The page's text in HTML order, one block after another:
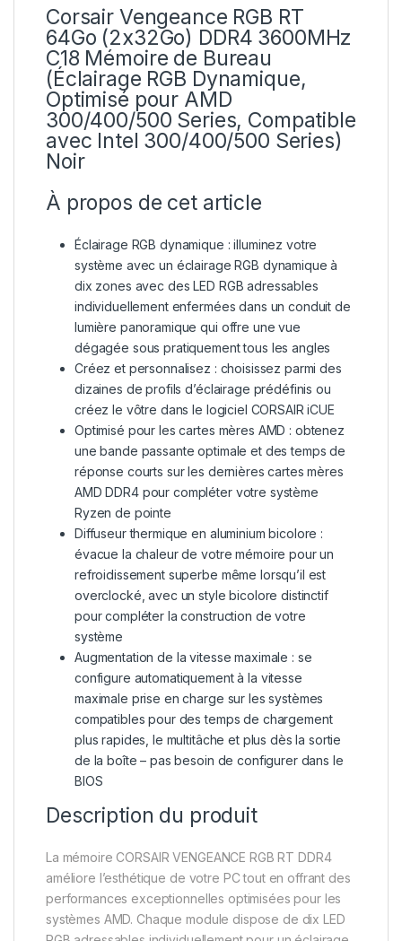
Corsair Vengeance RGB RT
64Go (2x32Go) DDR4 3600MHz
C18 Mémoire de Bureau
(Éclairage RGB Dynamique,
Optimisé pour AMD
300/400/500 Series, Compatible
avec Intel 300/400/500 Series)
Noir
À propos de cet article
Éclairage RGB dynamique : illuminez votre
système avec un éclairage RGB dynamique à
dix zones avec des LED RGB adressables
individuellement enfermées dans un conduit de
lumière panoramique qui offre une vue
dégagée sous pratiquement tous les angles
Créez et personnalisez : choisissez parmi des
dizaines de profils d’éclairage prédéfinis ou
créez le vôtre dans le logiciel CORSAIR iCUE
Optimisé pour les cartes mères AMD : obtenez
une bande passante optimale et des temps de
réponse courts sur les dernières cartes mères
AMD DDR4 pour compléter votre système
Ryzen de pointe
Diffuseur thermique en aluminium bicolore :
évacue la chaleur de votre mémoire pour un
refroidissement superbe même lorsqu’il est
overclocké, avec un style bicolore distinctif
pour compléter la construction de votre
système
Augmentation de la vitesse maximale : se
configure automatiquement à la vitesse
maximale prise en charge sur les systèmes
compatibles pour des temps de chargement
plus rapides, le multitâche et plus dès la sortie
de la boîte – pas besoin de configurer dans le
BIOS
Description du produit
La mémoire CORSAIR VENGEANCE RGB RT DDR4
améliore l’esthétique de votre PC tout en offrant des
performances exceptionnelles optimisées pour les
systèmes AMD. Chaque module dispose de dix LED